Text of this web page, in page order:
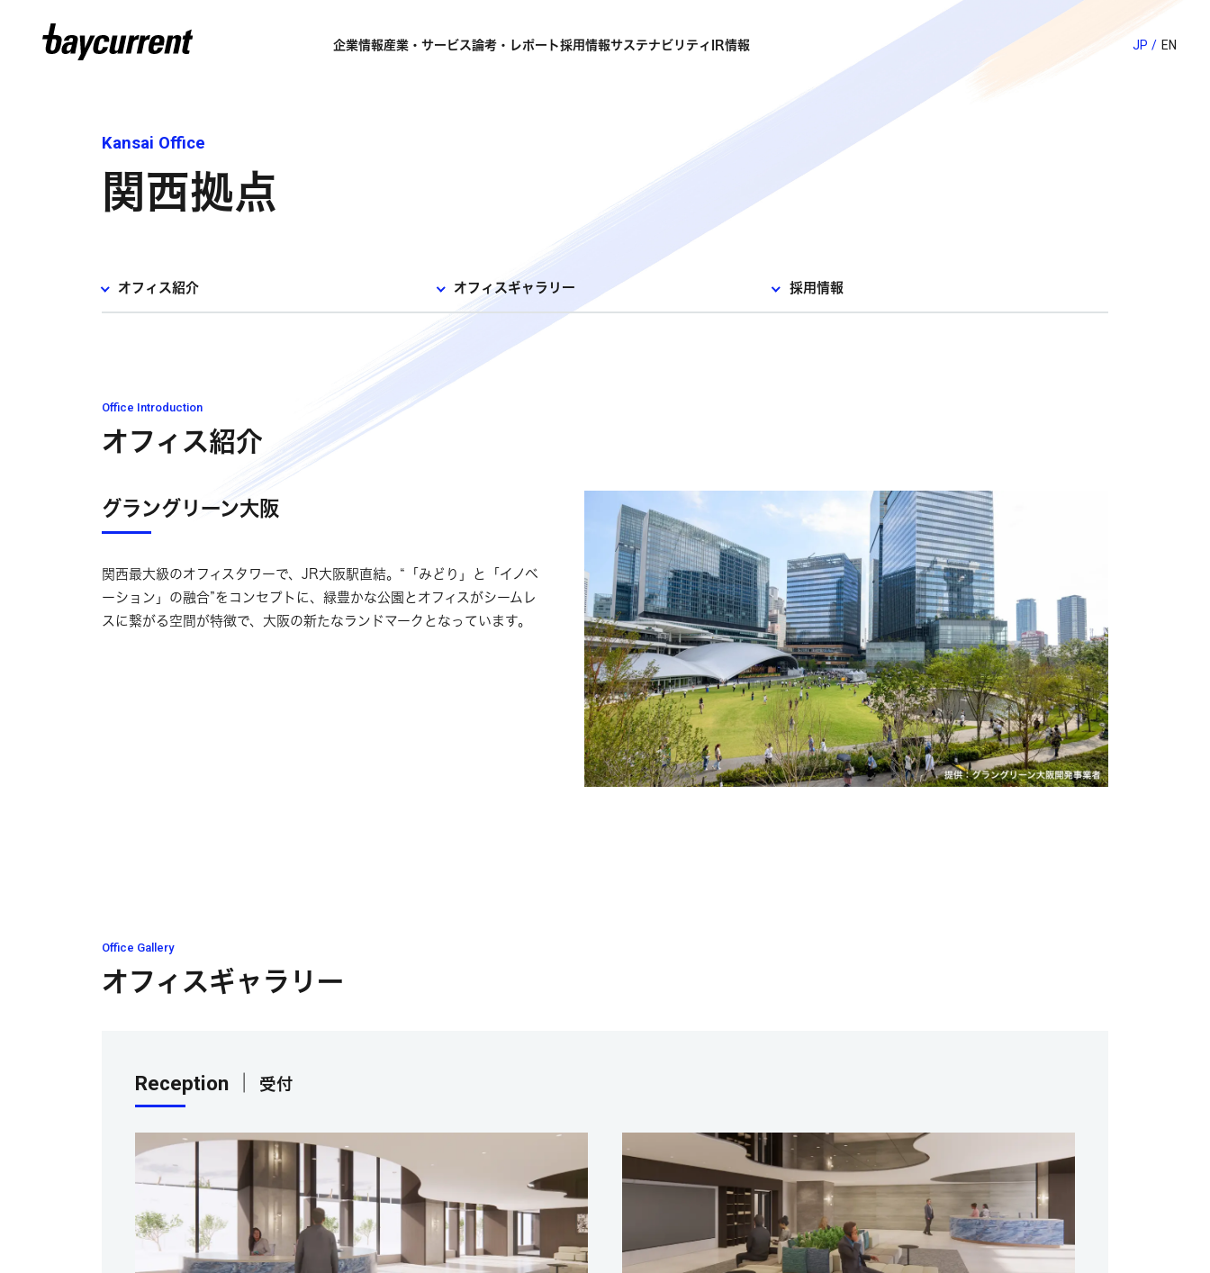
企業情報産業・サービス論考・レポート採用情報サステナビリティ IR情報 EN
JP
Kansai Office
関西拠点
オフィス紹介 オフィスギャラリー 採用情報
Office Introduction
オフィス紹介
グラングリーン大阪
関西最大級のオフィスタワーで、JR大阪駅直結。“「みどり」と「イノベ
ーション」の融合”をコンセプトに、緑豊かな公園とオフィスがシームレ
スに繋がる空間が特徴で、大阪の新たなランドマークとなっています。
Office Gallery
オフィスギャラリー
Reception ｜ 受付